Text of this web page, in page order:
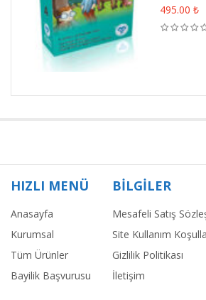
495.00₺
HIZLI MENÜ
Anasayfa
Kurumsal
Tüm Ürünler
Bayilik Başvurusu
BİLGİLER
Mesafeli Satış
Site Kullanım
Gizlilik Politikası
İletişim